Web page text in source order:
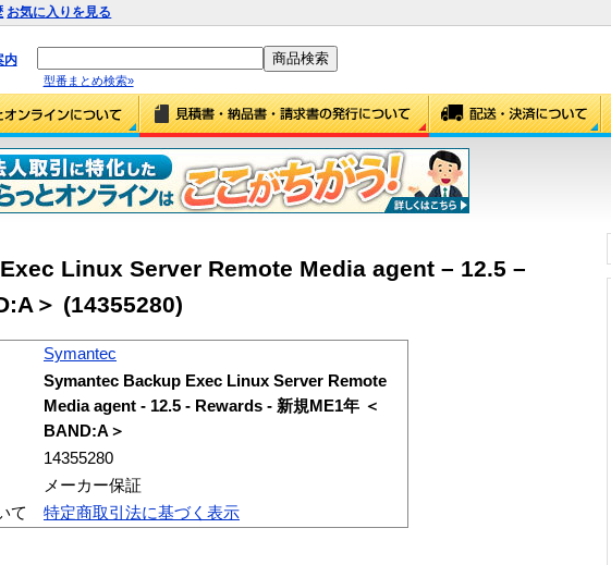
お気に入りを見る
内
型番まとめ検索»
Linux Server Remote Media agent – 12.5 –
＞ (14355280)
Symantec
Symantec Backup Exec Linux Server Remote
Media agent - 12.5 - Rewards - 新規ME1年 ＜
BAND:A＞
14355280
メーカー保証
て
特定商取引法に基づく表示